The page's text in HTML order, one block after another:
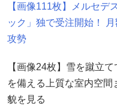
【画像111枚】メルセデ
ック」独で受注開始！
攻勢
【画像24枚】雪を蹴立
を備える上質な室内空
貌を見る